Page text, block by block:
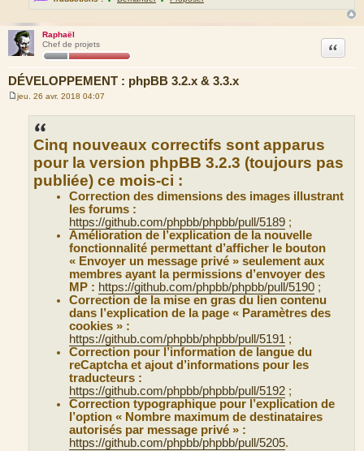
Raphaël
Chef de projets
DÉVELOPPEMENT : phpBB 3.2.x & 3.3.x
Citation
M
jeu. 26 avr. 2018 04:07
Cinq nouveaux correctifs sont apparus
pour la version phpBB 3.2.3 (toujours pas
publiée) ce mois-ci :
Correction des dimensions des images illustrant
les forums :
https://github.com/phpbb/phpbb/pull/5189 ;
Amélioration de l’explication de la nouvelle
fonctionnalité permettant d’afficher le bouton
« Envoyer un message privé » seulement aux
membres ayant la permissions d’envoyer des
MP : https://github.com/phpbb/phpbb/pull/5190 ;
Correction de la mise en gras du lien contenu
dans l’explication de la page « Paramètres des
cookies » :
https://github.com/phpbb/phpbb/pull/5191 ;
Correction pour l’information de langue du
reCaptcha et ajout d’informations pour les
traducteurs :
https://github.com/phpbb/phpbb/pull/5192 ;
Correction typographique pour l’explication de
l’option « Nombre maximum de destinataires
autorisés par message privé » :
https://github.com/phpbb/phpbb/pull/5205.